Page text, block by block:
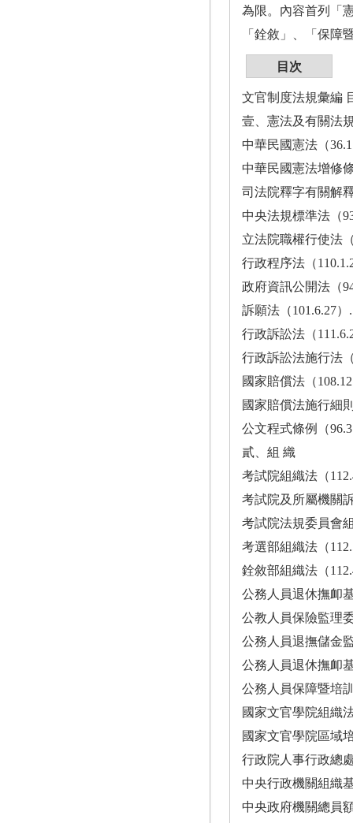
為限。內容首列「
「銓敘」、「保障
目次
文官制度法規彙編
壹、憲法及有關法
中華民國憲法（
中華民國憲法增修
司法院釋字有關解
中央法規標準法（
立法院職權行使法（
行政程序法（
政府資訊公開法（
訴願法（101.6.27）
行政訴訟法（
行政訴訟法施行法（
國家賠償法（
國家賠償法施行細
公文程式條例（
貳、組 織
考試院組織法（112.4.26）
考試院及所屬機關訴
考試院法規委員會組織
考選部組織法（112.5.17）
銓敘部組織法（112.4.26）
公務人員退休撫卹基
公教人員保險監理委員
公務人員退撫儲金
公務人員退休撫卹
公務人員保障暨培
國家文官學院組織
國家文官學院區域
行政院人事行政總
中央行政機關組織
中央政府機關總員